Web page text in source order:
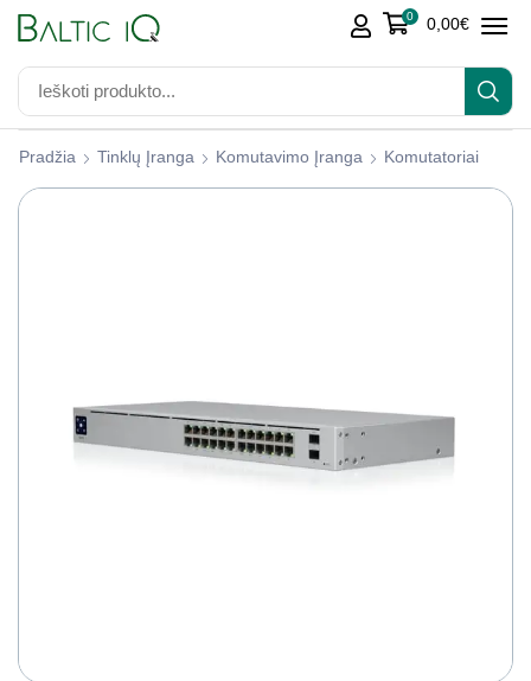
0 0,00€
Pradžia Tinklų Įranga Komutavimo Įranga Komutatoriai